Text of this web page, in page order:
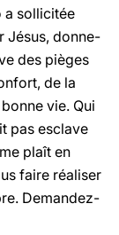
a sollicitée
Jésus, donne-
des pièges
de la
vie. Qui
pas esclave
plaît en
faire réaliser
Demandez-